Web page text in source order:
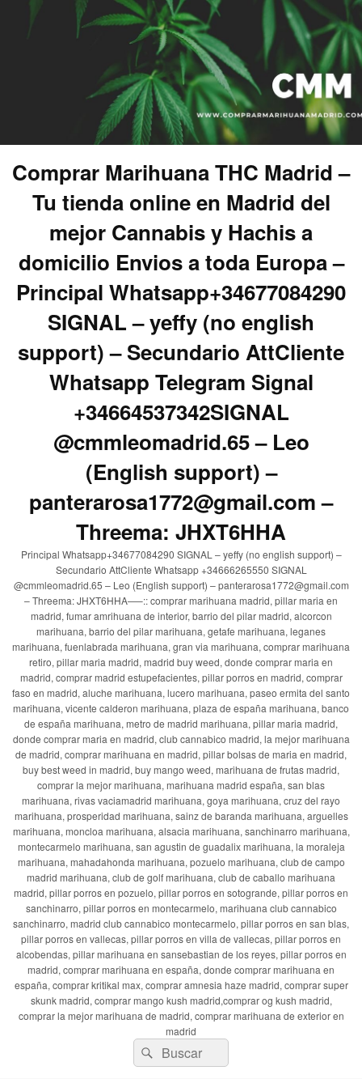
Comprar Marihuana THC Madrid –
Tu tienda online en Madrid del
mejor Cannabis y Hachis a
domicilio Envios a toda Europa –
Principal Whatsapp+34677084290
SIGNAL – yeffy (no english
support) – Secundario AttCliente
Whatsapp Telegram Signal
+34664537342SIGNAL
@cmmleomadrid.65 – Leo
(English support) –
panterarosa1772@gmail.com –
Threema: JHXT6HHA
Principal Whatsapp+34677084290 SIGNAL – yeffy (no english support) –
Secundario AttCliente Whatsapp +34666265550 SIGNAL
@cmmleomadrid.65 – Leo (English support) – panterarosa1772@gmail.com
– Threema: JHXT6HHA—–:: comprar marihuana madrid, pillar maria en
madrid, fumar amrihuana de interior, barrio del pilar madrid, alcorcon
marihuana, barrio del pilar marihuana, getafe marihuana, leganes
marihuana, fuenlabrada marihuana, gran via marihuana, comprar marihuana
retiro, pillar maria madrid, madrid buy weed, donde comprar maria en
madrid, comprar madrid estupefacientes, pillar porros en madrid, comprar
faso en madrid, aluche marihuana, lucero marihuana, paseo ermita del santo
marihuana, vicente calderon marihuana, plaza de españa marihuana, banco
de españa marihuana, metro de madrid marihuana, pillar maria madrid,
donde comprar maria en madrid, club cannabico madrid, la mejor marihuana
de madrid, comprar marihuana en madrid, pillar bolsas de maria en madrid,
buy best weed in madrid, buy mango weed, marihuana de frutas madrid,
comprar la mejor marihuana, marihuana madrid españa, san blas
marihuana, rivas vaciamadrid marihuana, goya marihuana, cruz del rayo
marihuana, prosperidad marihuana, sainz de baranda marihuana, arguelles
marihuana, moncloa marihuana, alsacia marihuana, sanchinarro marihuana,
montecarmelo marihuana, san agustin de guadalix marihuana, la moraleja
marihuana, mahadahonda marihuana, pozuelo marihuana, club de campo
madrid marihuana, club de golf marihuana, club de caballo marihuana
madrid, pillar porros en pozuelo, pillar porros en sotogrande, pillar porros en
sanchinarro, pillar porros en montecarmelo, marihuana club cannabico
sanchinarro, madrid club cannabico montecarmelo, pillar porros en san blas,
pillar porros en vallecas, pillar porros en villa de vallecas, pillar porros en
alcobendas, pillar marihuana en sansebastian de los reyes, pillar porros en
madrid, comprar marihuana en españa, donde comprar marihuana en
españa, comprar kritikal max, comprar amnesia haze madrid, comprar super
skunk madrid, comprar mango kush madrid,comprar og kush madrid,
comprar la mejor marihuana de madrid, comprar marihuana de exterior en
madrid
Buscar
por:
Buscar